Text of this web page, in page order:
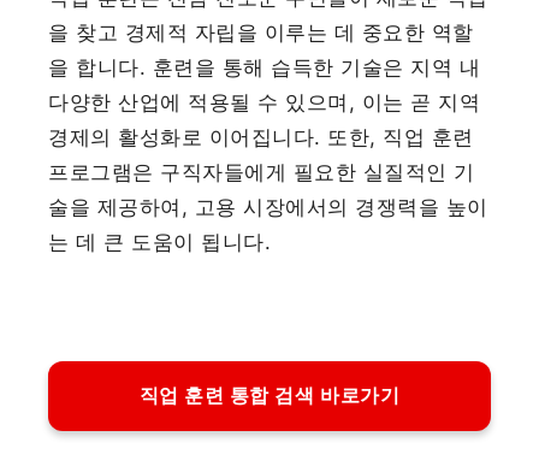
을 찾고 경제적 자립을 이루는 데 중요한 역할
을 합니다. 훈련을 통해 습득한 기술은 지역 내
다양한 산업에 적용될 수 있으며, 이는 곧 지역
경제의 활성화로 이어집니다. 또한, 직업 훈련
프로그램은 구직자들에게 필요한 실질적인 기
술을 제공하여, 고용 시장에서의 경쟁력을 높이
는 데 큰 도움이 됩니다.
직업 훈련 통합 검색 바로가기